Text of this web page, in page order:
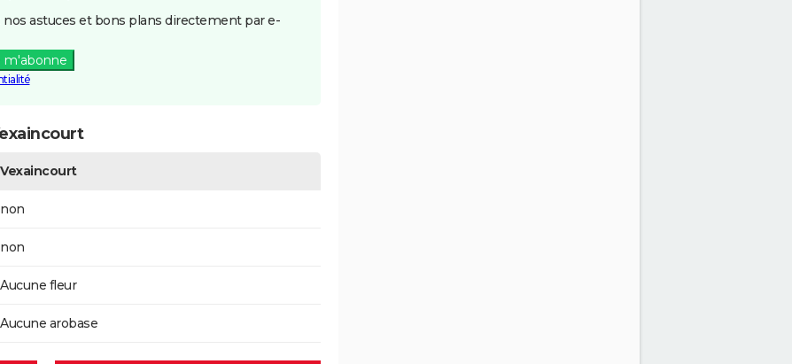
nos astuces et bons plans directement par e-
m'abonne
Vexaincourt
non
non
Aucune fleur
Aucune arobase